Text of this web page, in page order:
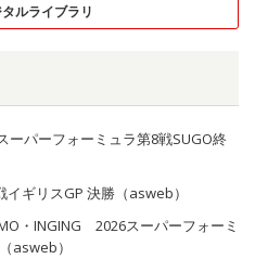
ルライブラリ
ーパーフォーミュラ第8戦SUGO終
イギリスGP 決勝（asweb）
・INGING 2026スーパーフォーミ
asweb）